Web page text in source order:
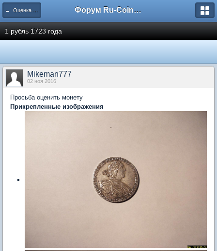
← Оценка монет царской России Форум Ru-Coin.ru
1 рубль 1723 года
Mikeman777
02 ноя 2016
Просьба оценить монету
Прикрепленные изображения